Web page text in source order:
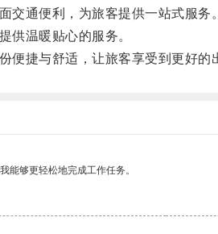
通便利，为旅客提供一站式服务。
温暖贴心的服务。
捷与舒适，让旅客享受到更好的
能够更轻松地完成工作任务。